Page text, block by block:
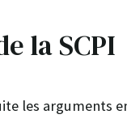
la SCPI
les arguments